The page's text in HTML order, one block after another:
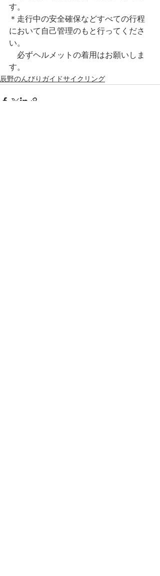
す。
＊走行中の安全確保などすべての行程
において自己管理のもと行ってくださ
い。
必ずヘルメットの着用はお願いしま
す。
辰野のんびりガイドサイクリング